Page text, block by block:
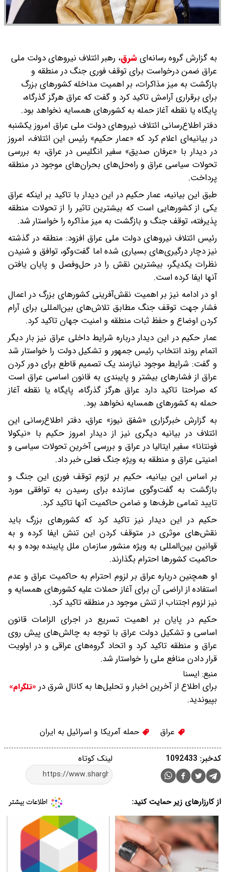
به گزارش گروه رسانه‌ایشرق، رهبر ائتلاف نیروهای دولت ملی
عراق ضمن درخواست برای توقف فوری جنگ در منطقه و
بازگشت به میز مذاکرات، بر اهمیت مداخله کشورهای بزرگ
برای برقراری آرامش تاکید کرد و گفت که عراق هرگز گذرگاه،
پایگاه یا نقطه آغاز حمله به کشورهای همسایه نخواهد بود.
دفتر اطلاع‌رسانی ائتلاف نیروهای دولت ملی عراق امروز یکشنبه
در بیانیه‌ای اعلام کرد که «عمار حکیم» رئیس این ائتلاف، امروز
در دیدار با «عرفان صدیق» سفیر انگلیس در عراق، به بررسی
تحولات سیاسی عراق و راه‌حل‌های بحران‌های موجود در منطقه
پرداخت.
طبق این بیانیه، عمار حکیم در این دیدار با تاکید بر اینکه عراق
یکی از کشورهایی است که بیشترین تاثیر را از تحولات منطقه
پذیرفته، توقف جنگ و بازگشت به میز مذاکره را خواستار شد.
رئیس ائتلاف نیروهای دولت ملی عراق افزود: منطقه در گذشته
نیز دچار درگیری‌های بسیاری شده اما گفت‌وگو، توافق و شنیدن
نظرات یکدیگر، بیشترین نقش را در حل‌وفصل و پایان یافتن
آنها ایفا کرده است.
او در ادامه نیز بر اهمیت نقش‌آفرینی کشورهای بزرگ در اعمال
فشار جهت توقف جنگ مطابق تلاش‌های بین‌المللی برای آرام
کردن اوضاع و حفظ ثبات منطقه و امنیت جهان تاکید کرد.
عمار حکیم در این دیدار درباره شرایط داخلی عراق نیز بار دیگر
اتمام روند انتخاب رئیس جمهور و تشکیل دولت را خواستار شد
و گفت: شرایط موجود نیازمند یک تصمیم قاطع برای دور کردن
عراق از فشارهای بیشتر و پایبندی به قانون اساسی عراق است
که صراحتا تاکید دارد عراق هرگز گذرگاه، پایگاه یا نقطه آغاز
حمله به کشورهای همسایه نخواهد بود.
به گزارش خبرگزاری «شفق نیوز» عراق، دفتر اطلاع‌رسانی این
ائتلاف در بیانیه دیگری نیز از دیدار امروز حکیم با «نیکولا
فونتانا» سفیر ایتالیا در عراق و بررسی آخرین تحولات سیاسی و
امنیتی عراق و منطقه به ویژه جنگ فعلی خبر داد.
بر اساس این بیانیه، حکیم بر لزوم توقف فوری این جنگ و
بازگشت به گفت‌وگوی سازنده برای رسیدن به توافقی مورد
تایید تمامی طرف‌ها و ضامن حاکمیت آنها تاکید کرد.
حکیم در این دیدار نیز تاکید کرد که کشورهای بزرگ باید
نقش‌های موثری در متوقف کردن این تنش ایفا کرده و به
قوانین بین‌المللی به ویژه منشور سازمان ملل پایبنده بوده و به
حاکمیت کشورها احترام بگذارند.
او همچنین درباره عراق بر لزوم احترام به حاکمیت عراق و عدم
استفاده از اراضی آن برای آغاز حملات علیه کشورهای همسایه و
نیز لزوم اجتناب از تنش موجود در منطقه تاکید کرد.
حکیم در پایان بر اهمیت تسریع در اجرای الزامات قانون
اساسی و تشکیل دولت عراق با توجه به چالش‌های پیش روی
عراق و منطقه تاکید کرد و اتحاد گروه‌های عراقی و در اولویت
قرار دادن منافع ملی را خواستار شد.
منبع: ایسنا
برای اطلاع از آخرین اخبار و تحلیل‌ها به کانال شرق در «تلگرام»
بپیوندید.
عراق حمله آمریکا و اسرائیل به ایران
لینک کوتاه کدخبر: 1092433
از کارزارهای زیر حمایت کنید: